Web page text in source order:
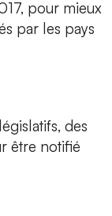
pour mieux
par les pays
des
être notifié